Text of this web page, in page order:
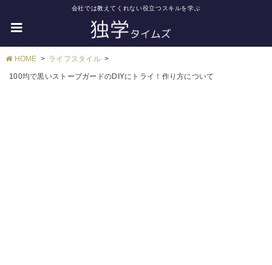
会社では教えてくれない役立つスキルを学ぶ
HOME ライフスタイル
100均で黒いストーブガードのDIYにトライ！作り方について